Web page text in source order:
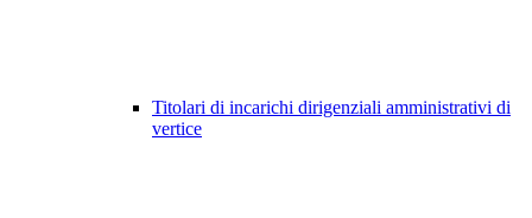
Titolari di incarichi dirigenziali amministrativi di
vertice